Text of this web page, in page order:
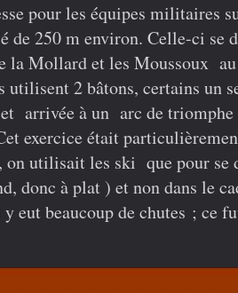
pour les équipes militaires
de 250 m environ. Celle-ci se
la Mollard et les Moussoux
utilisent 2 bâtons, certains un
arrivée à un arc de
exercice était
on utilisait les ski que pour se
donc à plat ) et non dans le
eut beaucoup de chutes ; ce